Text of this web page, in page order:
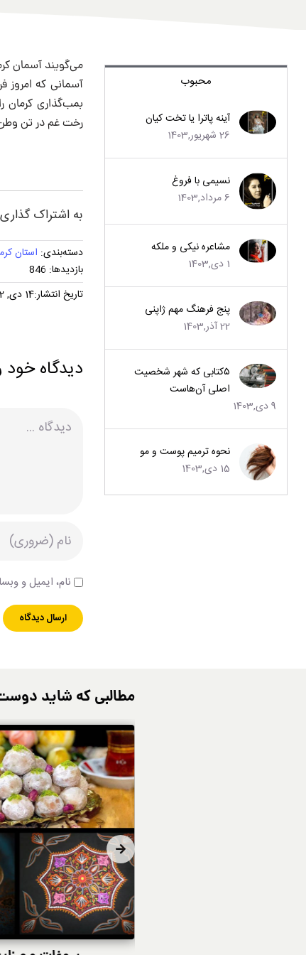
محبوب
آینه پاترا یا تخت کیان
26 شهریور,1403
نسیمی با فروغ
6 مرداد,1403
مشاعره نیکی و ملکه
1 دی,1403
پنج فرهنگ مهم ژاپنی
22 آذر,1403
۵کتابی که شهر شخصیت
اصلی آن‌هاست
9 دی,1403
نحوه ترمیم پوست و مو
15 دی,1403
می‌گویند آسمان
آسمانی که امروز
بمب‌گذاری کرمان
رخت غم در تن وطن
به اشتراک گذاری
دسته‌بندی: استان
بازدیدها: 846
تاریخ انتشار:14 دی, 1402
دیدگاه خود
نام، ایمیل و
مطالبی که شاید